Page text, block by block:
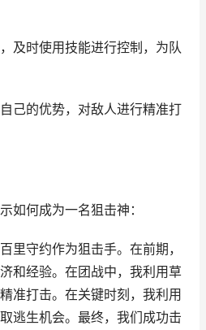
及时使用技能进行控制，为队
己的优势，对敌人进行精准打
如何成为一名狙击神：
里守约作为狙击手。在前期，
和经验。在团战中，我利用草
准打击。在关键时刻，我利用
逃生机会。最终，我们成功击